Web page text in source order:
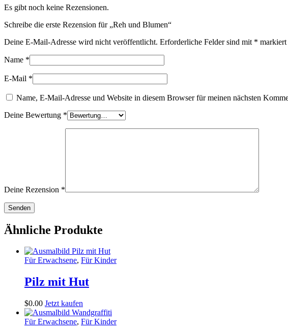
Es gibt noch keine Rezensionen.
Schreibe die erste Rezension für „Reh und Blumen“
Deine E-Mail-Adresse wird nicht veröffentlicht. Erforderliche Felder sind mit * markiert
Name *
E-Mail *
Name, E-Mail-Adresse und Website in diesem Browser für meinen nächsten
Deine Bewertung *
Deine Rezension *
Ähnliche Produkte
Für Erwachsene, Für Kinder
Pilz mit Hut
$0.00 Jetzt kaufen
Für Erwachsene, Für Kinder